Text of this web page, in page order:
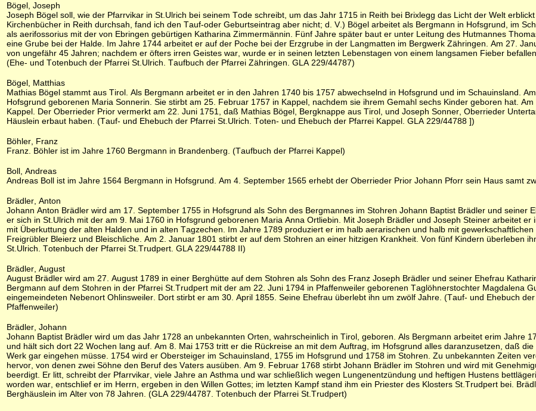
Bögel, Joseph
Joseph Bögel soll, wie der Pfarrvikar in St.Ulrich bei seinem Tode schreibt, um das Jahr 1715 in Reith bei Brixlegg das Licht der Welt
Kirchenbücher in Reith durchsah, fand ich den Tauf-oder Geburtseintrag aber nicht; d. V.) Bögel arbeitet als Bergmann in Hofsgrund, im
als aerifossorius mit der von Ebringen gebürtigen Katharina Zimmermännin. Fünf Jahre später baut er unter Leitung des Hutmannes
eine Grube bei der Halde. Im Jahre 1744 arbeitet er auf der Poche bei der Erzgrube in der Langmatten im Bergwerk Zähringen. Am 27.
von ungefähr 45 Jahren; nachdem er öfters irren Geistes war, wurde er in seinen letzten Lebenstagen von einem langsamen Fieber
(Ehe- und Totenbuch der Pfarrei St.Ulrich. Taufbuch der Pfarrei Zähringen. GLA 229/44787)
Bögel, Matthias
Mathias Bögel stammt aus Tirol. Als Bergmann arbeitet er in den Jahren 1740 bis 1757 abwechselnd in Hofsgrund und im Schauinsland.
Hofsgrund geborenen Maria Sonnerin. Sie stirbt am 25. Februar 1757 in Kappel, nachdem sie ihrem Gemahl sechs Kinder geboren hat.
Kappel. Der Oberrieder Prior vermerkt am 22. Juni 1751, daß Mathias Bögel, Bergknappe aus Tirol, und Joseph Sonner, Oberrieder
Häuslein erbaut haben. (Tauf- und Ehebuch der Pfarrei St.Ulrich. Toten- und Ehebuch der Pfarrei Kappel. GLA 229/44788 ])
Böhler, Franz
Franz. Böhler ist im Jahre 1760 Bergmann in Brandenberg. (Taufbuch der Pfarrei Kappel)
Boll, Andreas
Andreas Boll ist im Jahre 1564 Bergmann in Hofsgrund. Am 4. September 1565 erhebt der Oberrieder Prior Johann Pforr sein Haus samt
Brädler, Anton
Johann Anton Brädler wird am 17. September 1755 in Hofsgrund als Sohn des Bergmannes im Stohren Johann Baptist Brädler und seiner
er sich in St.Ulrich mit der am 9. Mai 1760 in Hofsgrund geborenen Maria Anna Ortliebin. Mit Joseph Brädler und Joseph Steiner arbeitet
mit Überkuttung der alten Halden und in alten Tagzechen. Im Jahre 1789 produziert er im halb aerarischen und halb mit
Freigrübler Bleierz und Bleischliche. Am 2. Januar 1801 stirbt er auf dem Stohren an einer hitzigen Krankheit. Von fünf Kindern überleben
St.Ulrich. Totenbuch der Pfarrei St.Trudpert. GLA 229/44788 II)
Brädler, August
August Brädler wird am 27. August 1789 in einer Berghütte auf dem Stohren als Sohn des Franz Joseph Brädler und seiner Ehefrau
Bergmann auf dem Stohren in der Pfarrei St.Trudpert mit der am 22. Juni 1794 in Pfaffenweiler geborenen Taglöhnerstochter Magdalena
eingemeindeten Nebenort Ohlinsweiler. Dort stirbt er am 30. April 1855. Seine Ehefrau überlebt ihn um zwölf Jahre. (Tauf- und Ehebuch
Pfaffenweiler)
Brädler, Johann
Johann Baptist Brädler wird um das Jahr 1728 an unbekannten Orten, wahrscheinlich in Tirol, geboren. Als Bergmann arbeitet erim Jahre
und hält sich dort 22 Wochen lang auf. Am 8. Mai 1753 tritt er die Rückreise an mit dem Auftrag, im Hofsgrund alles daranzusetzen, daß
Werk gar eingehen müsse. 1754 wird er Obersteiger im Schauinsland, 1755 im Hofsgrund und 1758 im Stohren. Zu unbekannten Zeiten
hervor, von denen zwei Söhne den Beruf des Vaters ausüben. Am 9. Februar 1768 stirbt Johann Brädler im Stohren und wird mit
beerdigt. Er litt, schreibt der Pfarrvikar, viele Jahre an Asthma und war schließlich wegen Lungenentzündung und heftigen Hustens
worden war, entschlief er im Herrn, ergeben in den Willen Gottes; im letzten Kampf stand ihm ein Priester des Klosters St.Trudpert bei.
Berghäuslein im Alter von 78 Jahren. (GLA 229/44787. Totenbuch der Pfarrei St.Trudpert)